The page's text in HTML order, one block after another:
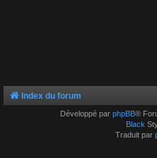
Index du forum
Développé par phpBB®
Black
Traduit par